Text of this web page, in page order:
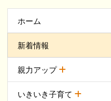
ホーム
新着情報
親力アップ
いきいき子育て